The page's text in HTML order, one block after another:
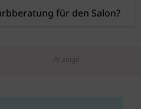
für den Salon?
Anzeige